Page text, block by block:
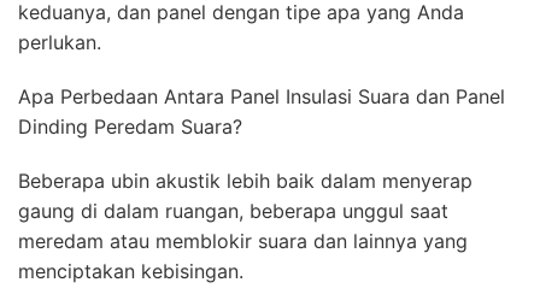
keduanya, dan panel dengan tipe apa yang Anda
perlukan.
Apa Perbedaan Antara Panel Insulasi Suara dan Panel
Dinding Peredam Suara?
Beberapa ubin akustik lebih baik dalam menyerap
gaung di dalam ruangan, beberapa unggul saat
meredam atau memblokir suara dan lainnya yang
menciptakan kebisingan.